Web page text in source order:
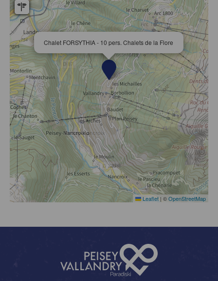
Chalet FORSYTHIA - 10 pers. Chalets de la Flore
Leaflet | ©OpenStreetMap